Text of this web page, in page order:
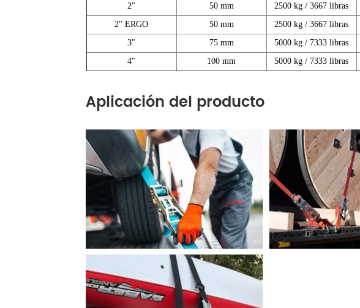
2"
50 mm 2500 kg / 3667 libras
2" ERGO
50 mm 2500 kg / 3667 libras
3"
75 mm 5000 kg / 7333 libras
4"
100 mm 5000 kg / 7333 libras
Aplicación del producto